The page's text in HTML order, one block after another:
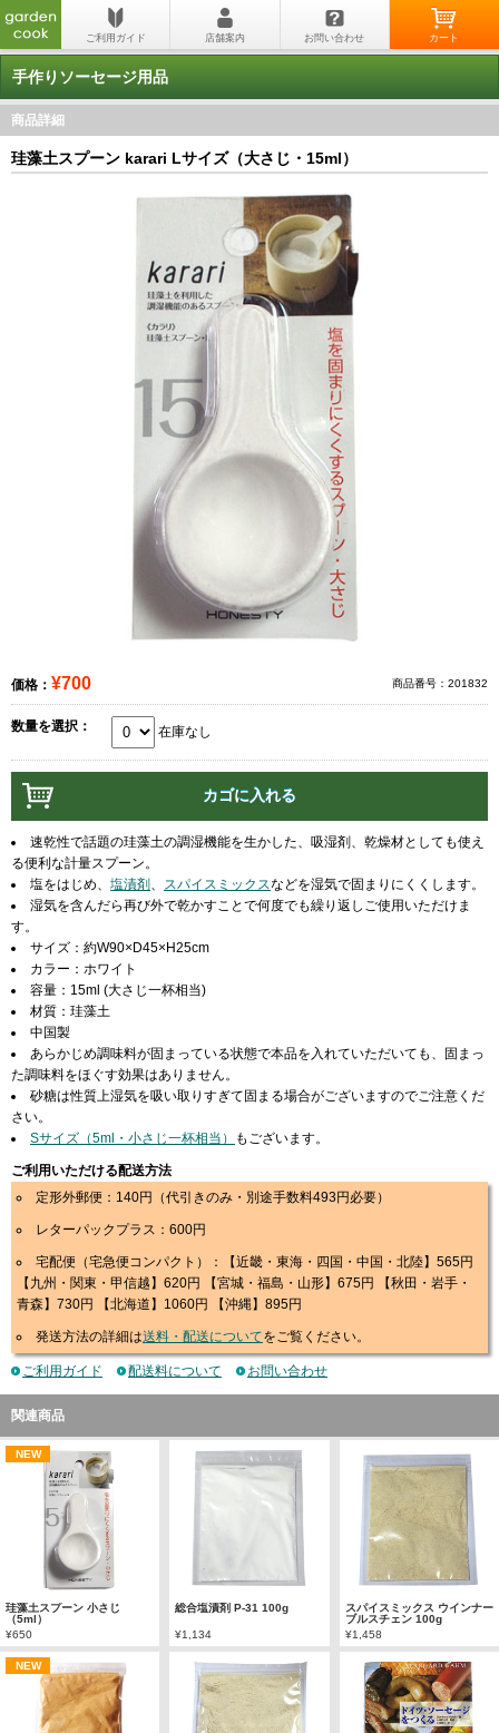
手作りソーセージ用品
商品詳細
珪藻土スプーン karari Lサイズ（大さじ・15ml）
価格： ¥700 商品番号：201832
数量を選択： 在庫なし
速乾性で話題の珪藻土の調湿機能を生かした、吸湿剤、乾燥材としても使え
る便利な計量スプーン。
塩をはじめ、 塩漬剤、 スパイスミックスなどを湿気で固まりにくくします。
湿気を含んだら再び外で乾かすことで何度でも繰り返しご使用いただけま
す。
サイズ：約W90×D45×H25cm
カラー：ホワイト
容量：15ml (大さじ一杯相当)
材質：珪藻土
中国製
あらかじめ調味料が固まっている状態で本品を入れていただいても、固まっ
た調味料をほぐす効果はありません。
砂糖は性質上湿気を吸い取りすぎて固まる場合がございますのでご注意くだ
さい。
Sサイズ（5ml・小さじ一杯相当）
もございます。
ご利用いただける配送方法
定形外郵便：140円（代引きのみ・別途手数料493円必要）
レターパックプラス：600円
宅配便（宅急便コンパクト）：【近畿・東海・四国・中国・北陸】565円
【九州・関東・甲信越】620円 【宮城・福島・山形】675円 【秋田・岩手・
青森】730円 【北海道】1060円 【沖縄】895円
発送方法の詳細は送料・配送についてをご覧ください。
ご利用ガイド 配送料について お問い合わせ
関連商品
NEW
珪藻土スプーン 小さじ
（5ml）
¥650
総合塩漬剤 P-31 100g
¥1,134
スパイスミックス ウインナー
ブルスチェン 100g
¥1,458
NEW